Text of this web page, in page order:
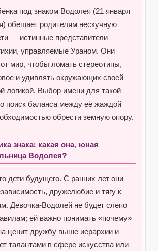
под знаком Водолея (21 января
обещает родителям нескучную
— истинные представители
управляемые Ураном. Они
мир, чтобы ломать стереотипы,
и удивлять окружающих своей
логикой. Выбор имени для такой
поиск баланса между её жаждой
обрести земную опору.
знака: какая она, юная
Водолея?
дети будущего. С ранних лет они
дружелюбие и тягу к
Девочка-Водолей не будет слепо
ей важно понимать «почему»
ценит дружбу выше иерархии и
талантами в сфере искусства или